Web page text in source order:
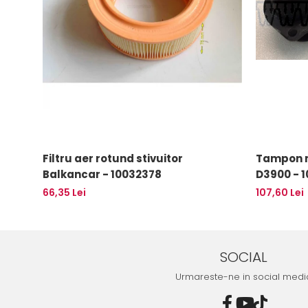
Filtru aer rotund stivuitor
Balkancar - 10032378
66,35 Lei
Tampon
D3900 -
107,60 Lei
SOCIAL
Urmareste-ne in social